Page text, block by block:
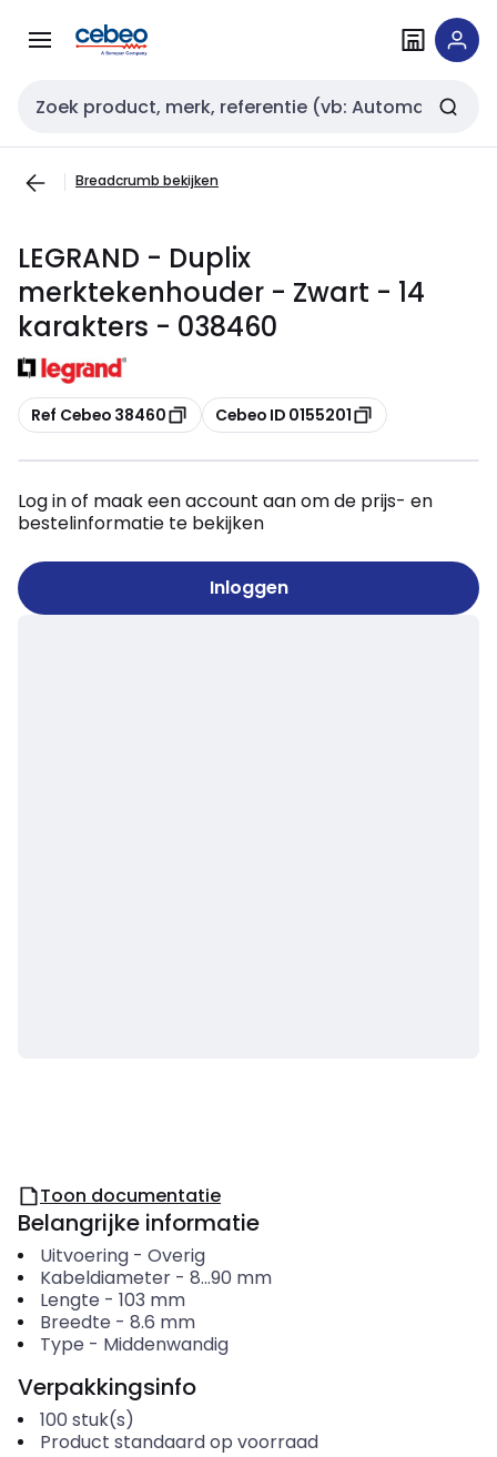
naar
naar
Zoekveld invoer
Breadcrumb bekijken
LEGRAND - Duplix
merktekenhouder - Zwart - 14
karakters - 038460
Kopiëren
Ref Cebeo 38460 Kopiëren
Cebeo ID 0155201
Log in of maak een account aan om de prijs- en
bestelinformatie te bekijken
Inloggen
Toon documentatie
Belangrijke informatie
Uitvoering- Overig
Kabeldiameter- 8...90 mm
Lengte - 103 mm
Breedte - 8.6 mm
Type - Middenwandig
Verpakkingsinfo
100 stuk(s)
Product standaard op voorraad